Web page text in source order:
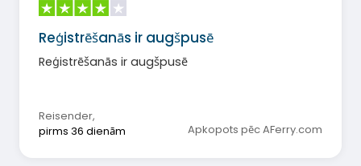
Reģistrēšanās ir augšpusē
Reģistrēšanās ir augšpusē
Reisender,
pirms 36 dienām
Apkopots pēc AFerry.com